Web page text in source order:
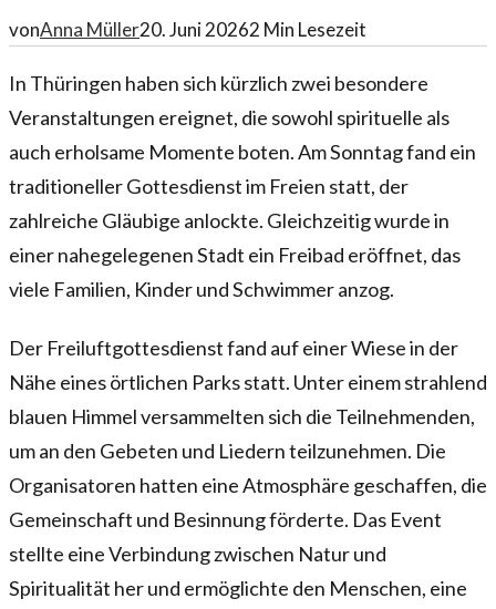
vonAnna Müller20. Juni 20262 Min Lesezeit
In Thüringen haben sich kürzlich zwei besondere
Veranstaltungen ereignet, die sowohl spirituelle als
auch erholsame Momente boten. Am Sonntag fand ein
traditioneller Gottesdienst im Freien statt, der
zahlreiche Gläubige anlockte. Gleichzeitig wurde in
einer nahegelegenen Stadt ein Freibad eröffnet, das
viele Familien, Kinder und Schwimmer anzog.
Der Freiluftgottesdienst fand auf einer Wiese in der
Nähe eines örtlichen Parks statt. Unter einem strahlend
blauen Himmel versammelten sich die Teilnehmenden,
um an den Gebeten und Liedern teilzunehmen. Die
Organisatoren hatten eine Atmosphäre geschaffen, die
Gemeinschaft und Besinnung förderte. Das Event
stellte eine Verbindung zwischen Natur und
Spiritualität her und ermöglichte den Menschen, eine